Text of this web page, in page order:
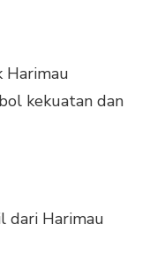
Harimau
kekuatan dan
dari Harimau